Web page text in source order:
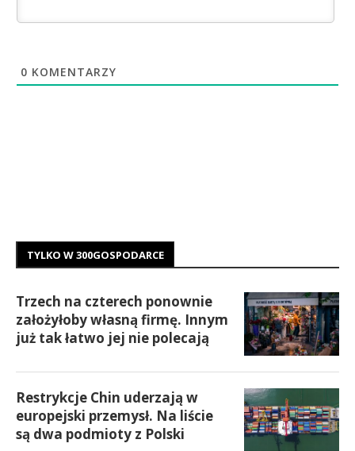
0 KOMENTARZY
TYLKO W 300GOSPODARCE
Trzech na czterech ponownie
założyłoby własną firmę. Innym
już tak łatwo jej nie polecają
Restrykcje Chin uderzają w
europejski przemysł. Na liście
są dwa podmioty z Polski